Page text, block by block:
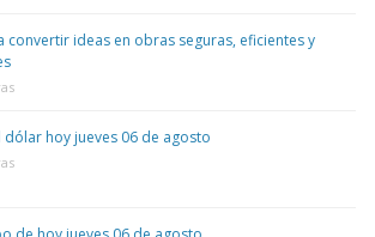
convertir ideas en obras seguras, eficientes y
dólar hoy jueves 06 de agosto